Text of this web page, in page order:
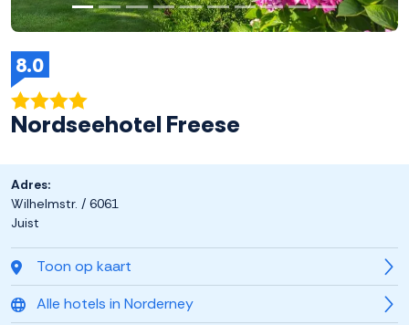
8.0
Nordseehotel Freese
Toon op kaart
Alle hotels in Norderney
Adres:
Wilhelmstr. / 6061
Juist